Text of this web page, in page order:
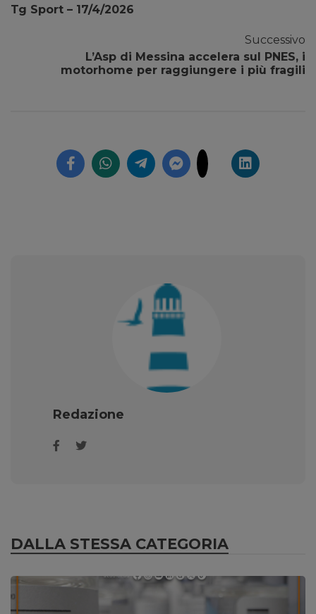
Tg Sport – 17/4/2026
Successivo
L’Asp di Messina accelera sul PNES, i
motorhome per raggiungere i più fragili
Redazione
DALLA STESSA CATEGORIA